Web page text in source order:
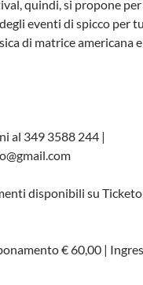
quindi, si propone per
eventi di spicco per
di matrice americana
al 349 3588 244 |
disponibili su
€ 60,00 |